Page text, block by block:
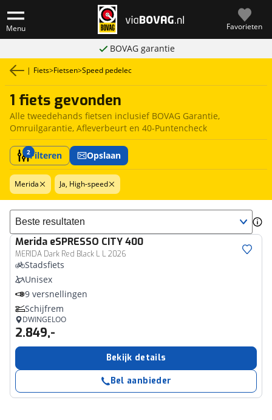
Menu Favorieten
BOVAG garantie
| Fiets>Fietsen>Speed pedelec
1 fiets gevonden
Alle tweedehands fietsen inclusief BOVAG Garantie,
Omruilgarantie, Afleverbeurt en 40-Puntencheck
2Filteren Opslaan
Merida Ja, High-speed
Sorteer resultaten
Merida eSPRESSO CITY 400
MERIDA Dark Red Black L L 2026
Stadsfiets
Unisex
9 versnellingen
Schijfrem
DWINGELOO
2.849,-
Bekijk details
Bel aanbieder